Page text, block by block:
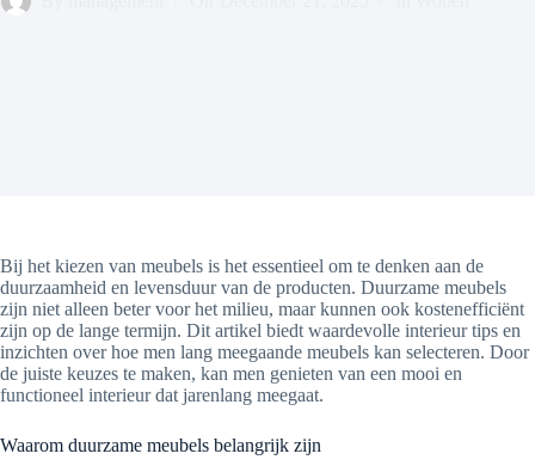
Bij het kiezen van meubels is het essentieel om te denken aan de
duurzaamheid en levensduur van de producten. Duurzame meubels
zijn niet alleen beter voor het milieu, maar kunnen ook kostenefficiënt
zijn op de lange termijn. Dit artikel biedt waardevolle interieur tips en
inzichten over hoe men lang meegaande meubels kan selecteren. Door
de juiste keuzes te maken, kan men genieten van een mooi en
functioneel interieur dat jarenlang meegaat.
Waarom duurzame meubels belangrijk zijn